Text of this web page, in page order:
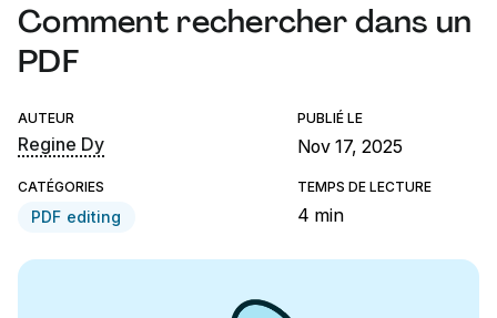
Comment rechercher dans un
PDF
AUTEUR
Regine Dy
PUBLIÉ LE
Nov 17, 2025
CATÉGORIES
PDF editing
TEMPS DE LECTURE
4 min